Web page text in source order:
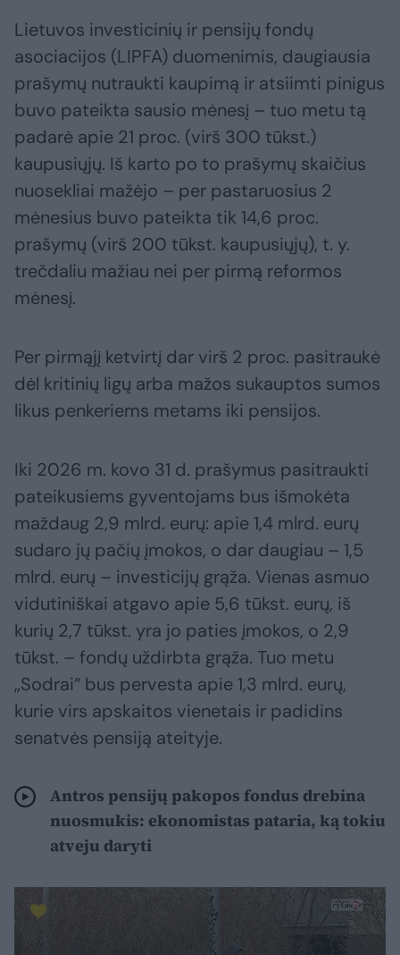
Lietuvos investicinių ir pensijų fondų
asociacijos (LIPFA) duomenimis, daugiausia
prašymų nutraukti kaupimą ir atsiimti pinigus
buvo pateikta sausio mėnesį – tuo metu tą
padarė apie 21 proc. (virš 300 tūkst.)
kaupusiųjų. Iš karto po to prašymų skaičius
nuosekliai mažėjo – per pastaruosius 2
mėnesius buvo pateikta tik 14,6 proc.
prašymų (virš 200 tūkst. kaupusiųjų), t. y.
trečdaliu mažiau nei per pirmą reformos
mėnesį.
Per pirmąjį ketvirtį dar virš 2 proc. pasitraukė
dėl kritinių ligų arba mažos sukauptos sumos
likus penkeriems metams iki pensijos.
Iki 2026 m. kovo 31 d. prašymus pasitraukti
pateikusiems gyventojams bus išmokėta
maždaug 2,9 mlrd. eurų: apie 1,4 mlrd. eurų
sudaro jų pačių įmokos, o dar daugiau – 1,5
mlrd. eurų – investicijų grąža. Vienas asmuo
vidutiniškai atgavo apie 5,6 tūkst. eurų, iš
kurių 2,7 tūkst. yra jo paties įmokos, o 2,9
tūkst. – fondų uždirbta grąža. Tuo metu
„Sodrai“ bus pervesta apie 1,3 mlrd. eurų,
kurie virs apskaitos vienetais ir padidins
senatvės pensiją ateityje.
Antros pensijų pakopos fondus drebina
nuosmukis: ekonomistas pataria, ką tokiu
atveju daryti